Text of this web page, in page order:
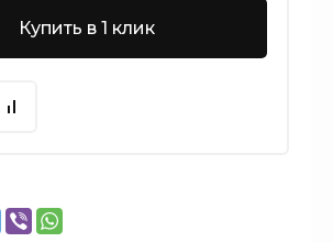
Купить в 1 клик